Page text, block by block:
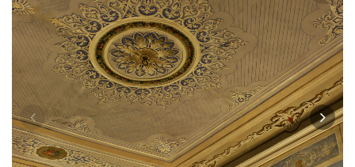
EL
FR
DE
IT
RU